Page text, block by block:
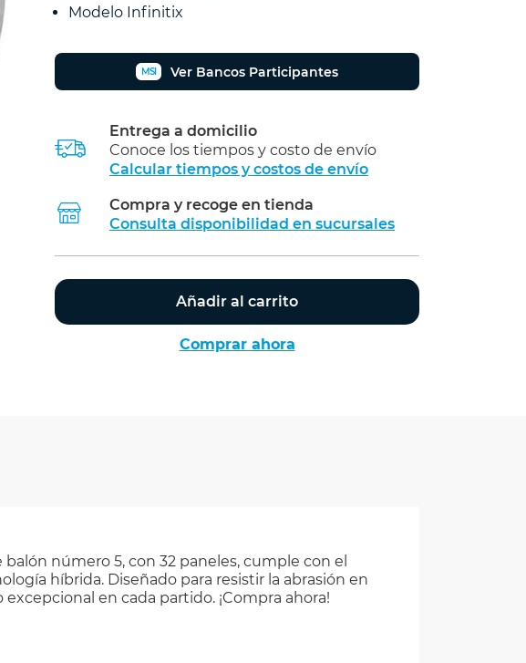
Modelo Infinitix
MSI Ver Bancos Participantes
Entrega a domicilio
Conoce los tiempos y costo de envío
Calcular tiempos y costos de envío
Calcular
Compra y recoge en tienda
Consulta disponibilidad en sucursales
Añadir al carrito
Comprar ahora
número 5, con 32 paneles, cumple con el
híbrida. Diseñado para resistir la abrasión en
en cada partido. ¡Compra ahora!